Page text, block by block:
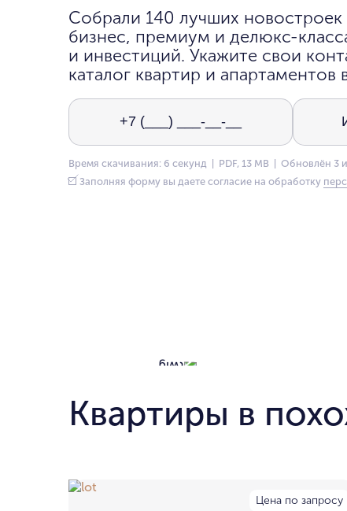
Собрали 140 лучших
бизнес, премиум и делюкс-
и инвестиций. Укажите свои
каталог квартир и апартаментов
Время скачивания: 6 секунд | PDF, 13 MB | Обновлён 3
Заполняя форму вы даете согласие на обработку
Квартиры в
Цена по запросу